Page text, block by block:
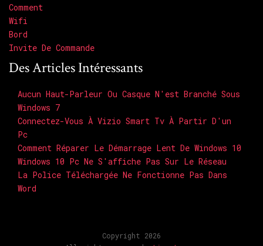
Comment
Wifi
Bord
Invite De Commande
Des Articles Intéressants
Aucun Haut-Parleur Ou Casque N'est Branché Sous
Windows 7
Connectez-Vous À Vizio Smart Tv À Partir D'un
Pc
Comment Réparer Le Démarrage Lent De Windows 10
Windows 10 Pc Ne S'affiche Pas Sur Le Réseau
La Police Téléchargée Ne Fonctionne Pas Dans
Word
Copyright 2026